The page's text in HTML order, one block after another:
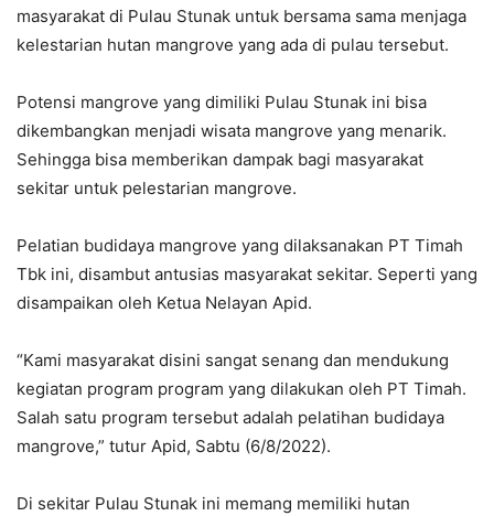
masyarakat di Pulau Stunak untuk bersama sama menjaga
kelestarian hutan mangrove yang ada di pulau tersebut.
Potensi mangrove yang dimiliki Pulau Stunak ini bisa
dikembangkan menjadi wisata mangrove yang menarik.
Sehingga bisa memberikan dampak bagi masyarakat
sekitar untuk pelestarian mangrove.
Pelatian budidaya mangrove yang dilaksanakan PT Timah
Tbk ini, disambut antusias masyarakat sekitar. Seperti yang
disampaikan oleh Ketua Nelayan Apid.
“Kami masyarakat disini sangat senang dan mendukung
kegiatan program program yang dilakukan oleh PT Timah.
Salah satu program tersebut adalah pelatihan budidaya
mangrove,” tutur Apid, Sabtu (6/8/2022).
Di sekitar Pulau Stunak ini memang memiliki hutan